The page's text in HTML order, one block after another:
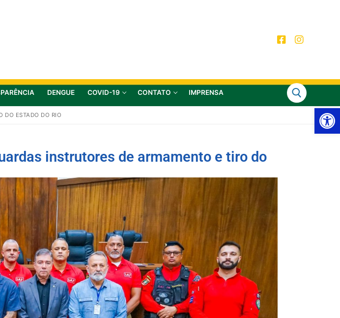
DENGUE COVID-19 CONTATO IMPRENSA
DO ESTADO DO RIO
instrutores de armamento e tiro do